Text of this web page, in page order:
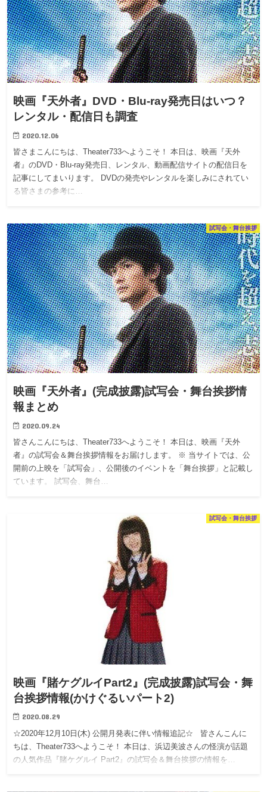
映画『天外者』DVD・Blu-ray発売日はいつ？
レンタル・配信日も調査
2020.12.06
皆さまこんにちは、Theater733へようこそ！ 本日は、映画『天外
者』のDVD・Blu-ray発売日、レンタル、動画配信サイトの配信日を
記事にしてまいります。 DVDの発売やレンタルを楽しみにされてい
る皆さまの参考に…
試写会・舞台挨拶
映画『天外者』(完成披露)試写会・舞台挨拶情
報まとめ
2020.09.24
皆さんこんにちは、Theater733へようこそ！ 本日は、映画『天外
者』の試写会＆舞台挨拶情報をお届けします。 ※ 当サイトでは、公
開前の上映を「試写会」、公開後のイベントを「舞台挨拶」と記載し
ています。 試写会、舞台…
試写会・舞台挨拶
映画『賭ケグルイPart2』(完成披露)試写会・舞
台挨拶情報(かけぐるいパート2)
2020.08.29
☆2020年12月10日(木) 公開月発表に伴い情報追記☆ 皆さんこんに
ちは、Theater733へようこそ！ 本日は、浜辺美波さんの怪演が話題
の人気作品『賭ケグルイ Part2』の試写会＆舞台挨拶の情報を…